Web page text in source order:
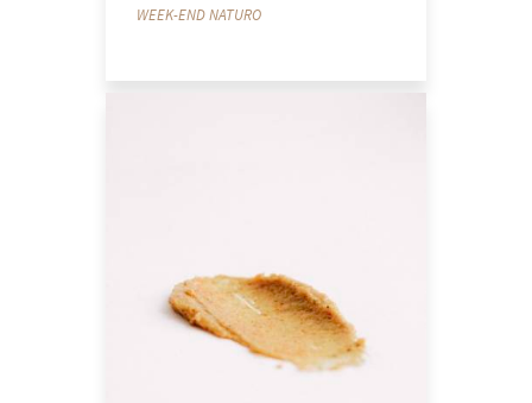
WEEK-END NATURO